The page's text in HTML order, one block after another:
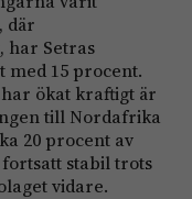
där
har Setras
med 15 procent.
ökat kraftigt är
till Nordafrika
20 procent av
stabil trots
vidare.